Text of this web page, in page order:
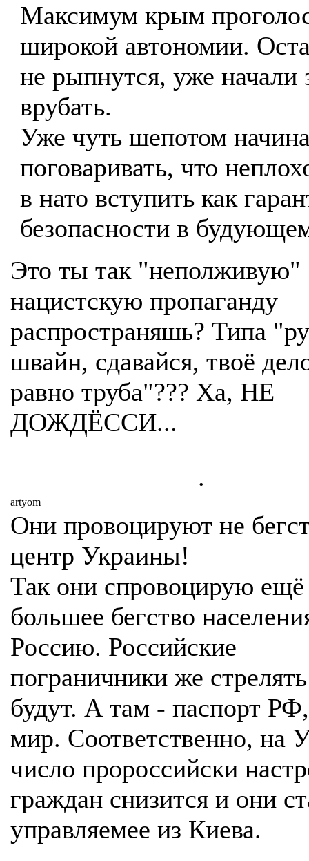
Максимум крым
широкой автономии.
не рыпнутся, уже начали
врубать.
Уже чуть шепотом
поговаривать, что
в нато вступить как
безопасности в
Это ты так "неполживую"
нацистскую пропаганду
распространяшь? Типа
швайн, сдавайся, твоё
равно труба"??? Ха, НЕ
ДОЖДЁССИ...
.
artyom
Они провоцируют не
центр Украины!
Так они спровоцирую ещё
большее бегство
Россию. Российские
пограничники же
будут. А там - паспорт
мир. Соответственно, на
число пророссийски
граждан снизится и они
управляемее из Киева.